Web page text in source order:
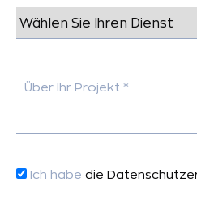
Über Ihr Projekt *
Ich habe die